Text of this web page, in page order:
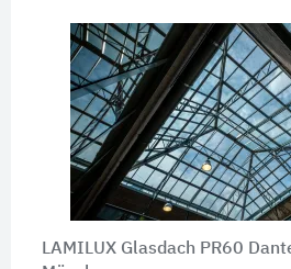
LAMILUX Glasdach PR60